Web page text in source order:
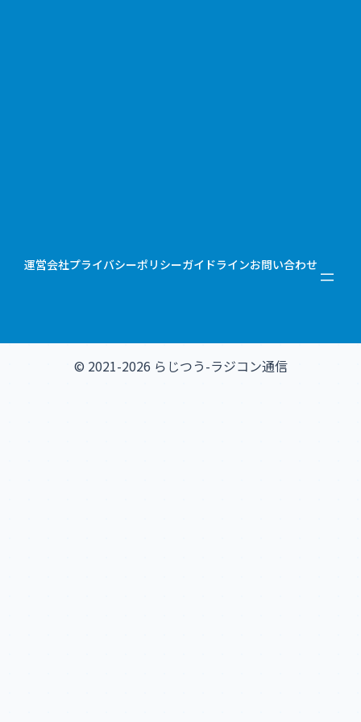
運営会社プライバシーポリシーガイドラインお問い合わせ
© 2021-2026 らじつう-ラジコン通信